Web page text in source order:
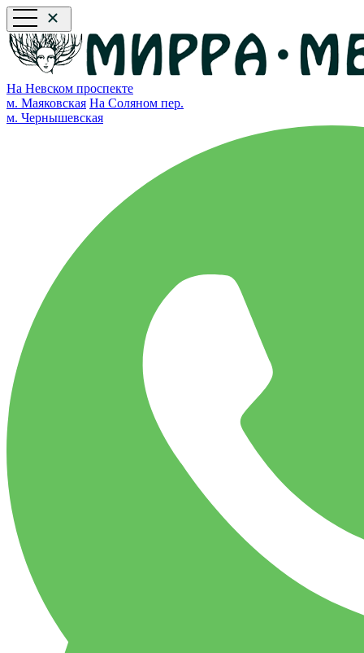
На Невском проспекте
м. Маяковская На Соляном пер.
м. Чернышевская